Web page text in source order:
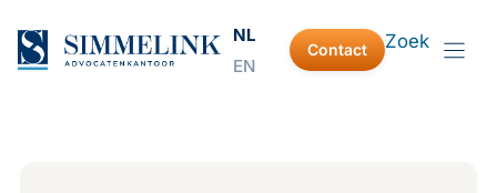
naar
de
Zoek
Contact
NL
EN